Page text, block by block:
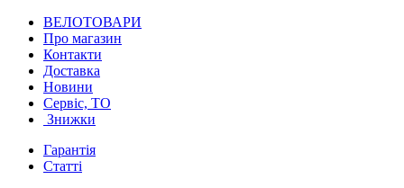
ВЕЛОТОВАРИ
Про магазин
Контакти
Доставка
Новини
Сервіс, ТО
Знижки
Гарантія
Статті